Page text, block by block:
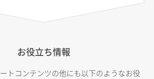
お役立ち情報
トコンテンツの他にも以下のようなお役